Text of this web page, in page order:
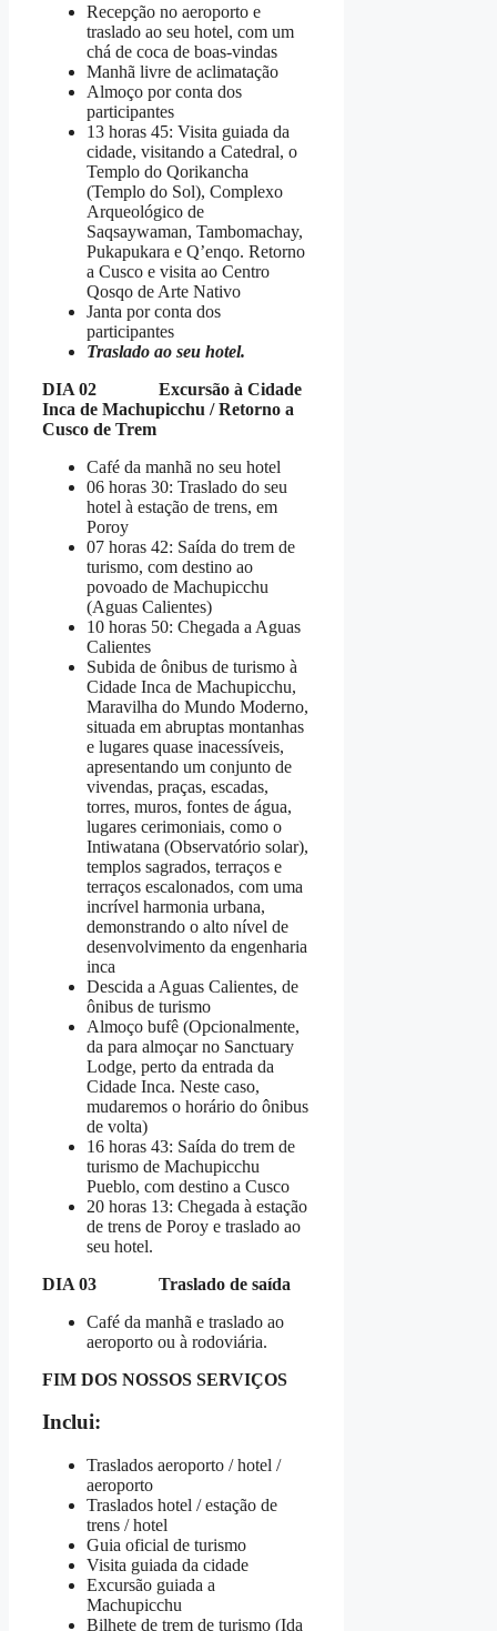
Recepção no aeroporto e
traslado ao seu hotel, com um
chá de coca de boas-vindas
Manhã livre de aclimatação
Almoço por conta dos
participantes
13 horas 45: Visita guiada da
cidade, visitando a Catedral, o
Templo do Qorikancha
(Templo do Sol), Complexo
Arqueológico de
Saqsaywaman, Tambomachay,
Pukapukara e Q’enqo. Retorno
a Cusco e visita ao Centro
Qosqo de Arte Nativo
Janta por conta dos
participantes
Traslado ao seu hotel.
DIA 02 Excursão à Cidade
Inca de Machupicchu / Retorno a
Cusco de Trem
Café da manhã no seu hotel
06 horas 30: Traslado do seu
hotel à estação de trens, em
Poroy
07 horas 42: Saída do trem de
turismo, com destino ao
povoado de Machupicchu
(Aguas Calientes)
10 horas 50: Chegada a Aguas
Calientes
Subida de ônibus de turismo à
Cidade Inca de Machupicchu,
Maravilha do Mundo Moderno,
situada em abruptas montanhas
e lugares quase inacessíveis,
apresentando um conjunto de
vivendas, praças, escadas,
torres, muros, fontes de água,
lugares cerimoniais, como o
Intiwatana (Observatório solar),
templos sagrados, terraços e
terraços escalonados, com uma
incrível harmonia urbana,
demonstrando o alto nível de
desenvolvimento da engenharia
inca
Descida a Aguas Calientes, de
ônibus de turismo
Almoço bufê (Opcionalmente,
da para almoçar no Sanctuary
Lodge, perto da entrada da
Cidade Inca. Neste caso,
mudaremos o horário do ônibus
de volta)
16 horas 43: Saída do trem de
turismo de Machupicchu
Pueblo, com destino a Cusco
20 horas 13: Chegada à estação
de trens de Poroy e traslado ao
seu hotel.
DIA 03 Traslado de saída
Café da manhã e traslado ao
aeroporto ou à rodoviária.
FIM DOS NOSSOS SERVIÇOS
Inclui:
Traslados aeroporto / hotel /
aeroporto
Traslados hotel / estação de
trens / hotel
Guia oficial de turismo
Visita guiada da cidade
Excursão guiada a
Machupicchu
Bilhete de trem de turismo (Ida